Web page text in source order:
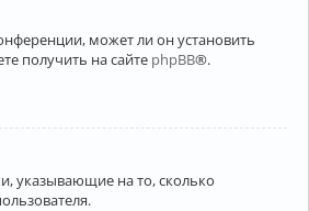
может ли он установить
получить на сайте phpBB®.
указывающие на то, сколько